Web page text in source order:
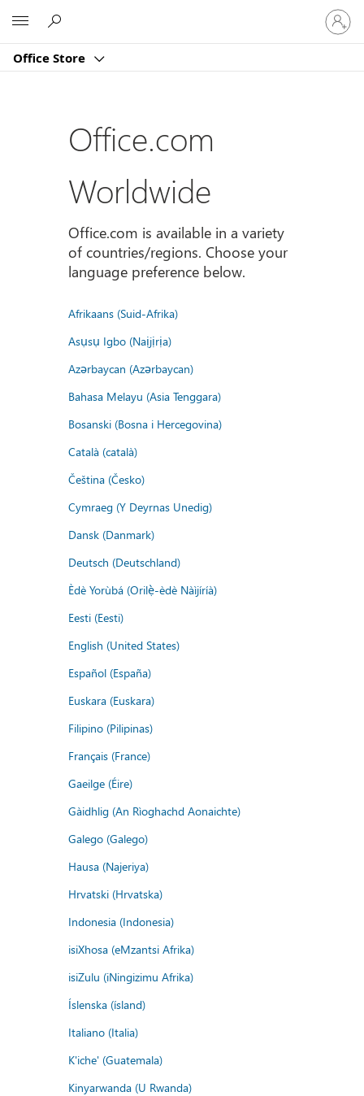
Office Store
Sign
in
to
account
Office.com
Worldwide
Office.com is available in a variety
of countries/regions. Choose your
language preference below.
Afrikaans (Suid-Afrika)
Asụsụ Igbo (Naịjịrịa)
Azərbaycan (Azərbaycan)
Bahasa Melayu (Asia Tenggara)
Bosanski (Bosna i Hercegovina)
Català (català)
Čeština (Česko)
Cymraeg (Y Deyrnas Unedig)
Dansk (Danmark)
Deutsch (Deutschland)
Èdè Yorùbá (Orilẹ̀-èdè Nàìjíríà)
Eesti (Eesti)
English (United States)
Español (España)
Euskara (Euskara)
Filipino (Pilipinas)
Français (France)
Gaeilge (Éire)
Gàidhlig (An Rìoghachd Aonaichte)
Galego (Galego)
Hausa (Najeriya)
Hrvatski (Hrvatska)
Indonesia (Indonesia)
isiXhosa (eMzantsi Afrika)
isiZulu (iNingizimu Afrika)
Íslenska (ísland)
Italiano (Italia)
K'iche' (Guatemala)
Kinyarwanda (U Rwanda)